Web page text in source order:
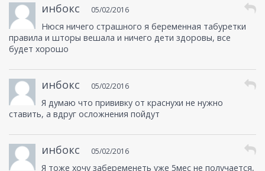
инбокс 05/02/2016
Нюся ничего страшного я беременная табуретки
правила и шторы вешала и ничего дети здоровы, все
будет хорошо
инбокс 05/02/2016
Я думаю что прививку от краснухи не нужно
ставить, а вдруг осложнения пойдут
инбокс 05/02/2016
Я тоже хочу забеременеть уже 5мес не получается,